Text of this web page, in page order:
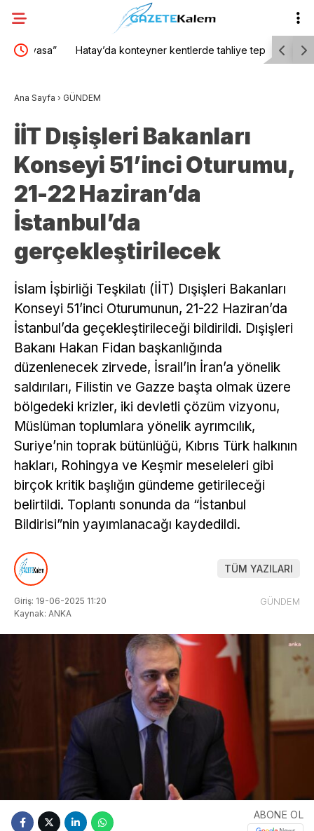
Hatay’da konteyner kentlerde tahliye tepkisi:
Ana Sayfa › GÜNDEM
İİT Dışişleri Bakanları
Konseyi 51’inci Oturumu,
21-22 Haziran’da
İstanbul’da
gerçekleştirilecek
İslam İşbirliği Teşkilatı (İİT) Dışişleri Bakanları
Konseyi 51’inci Oturumunun, 21-22 Haziran’da
İstanbul’da geçekleştirileceği bildirildi. Dışişleri
Bakanı Hakan Fidan başkanlığında
düzenlenecek zirvede, İsrail’in İran’a yönelik
saldırıları, Filistin ve Gazze başta olmak üzere
bölgedeki krizler, iki devletli çözüm vizyonu,
Müslüman toplumlara yönelik ayrımcılık,
Suriye’nin toprak bütünlüğü, Kıbrıs Türk halkının
hakları, Rohingya ve Keşmir meseleleri gibi
birçok kritik başlığın gündeme getirileceği
belirtildi. Toplantı sonunda da “İstanbul
Bildirisi”nin yayımlanacağı kaydedildi.
TÜM YAZILARI
Giriş: 19-06-2025 11:20
Kaynak: ANKA
GÜNDEM
ABONE OL